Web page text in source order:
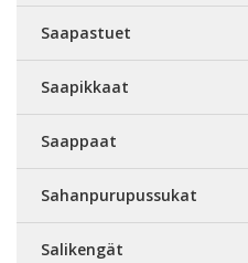
Saapastuet
Saapikkaat
Saappaat
Sahanpurupussukat
Salikengät